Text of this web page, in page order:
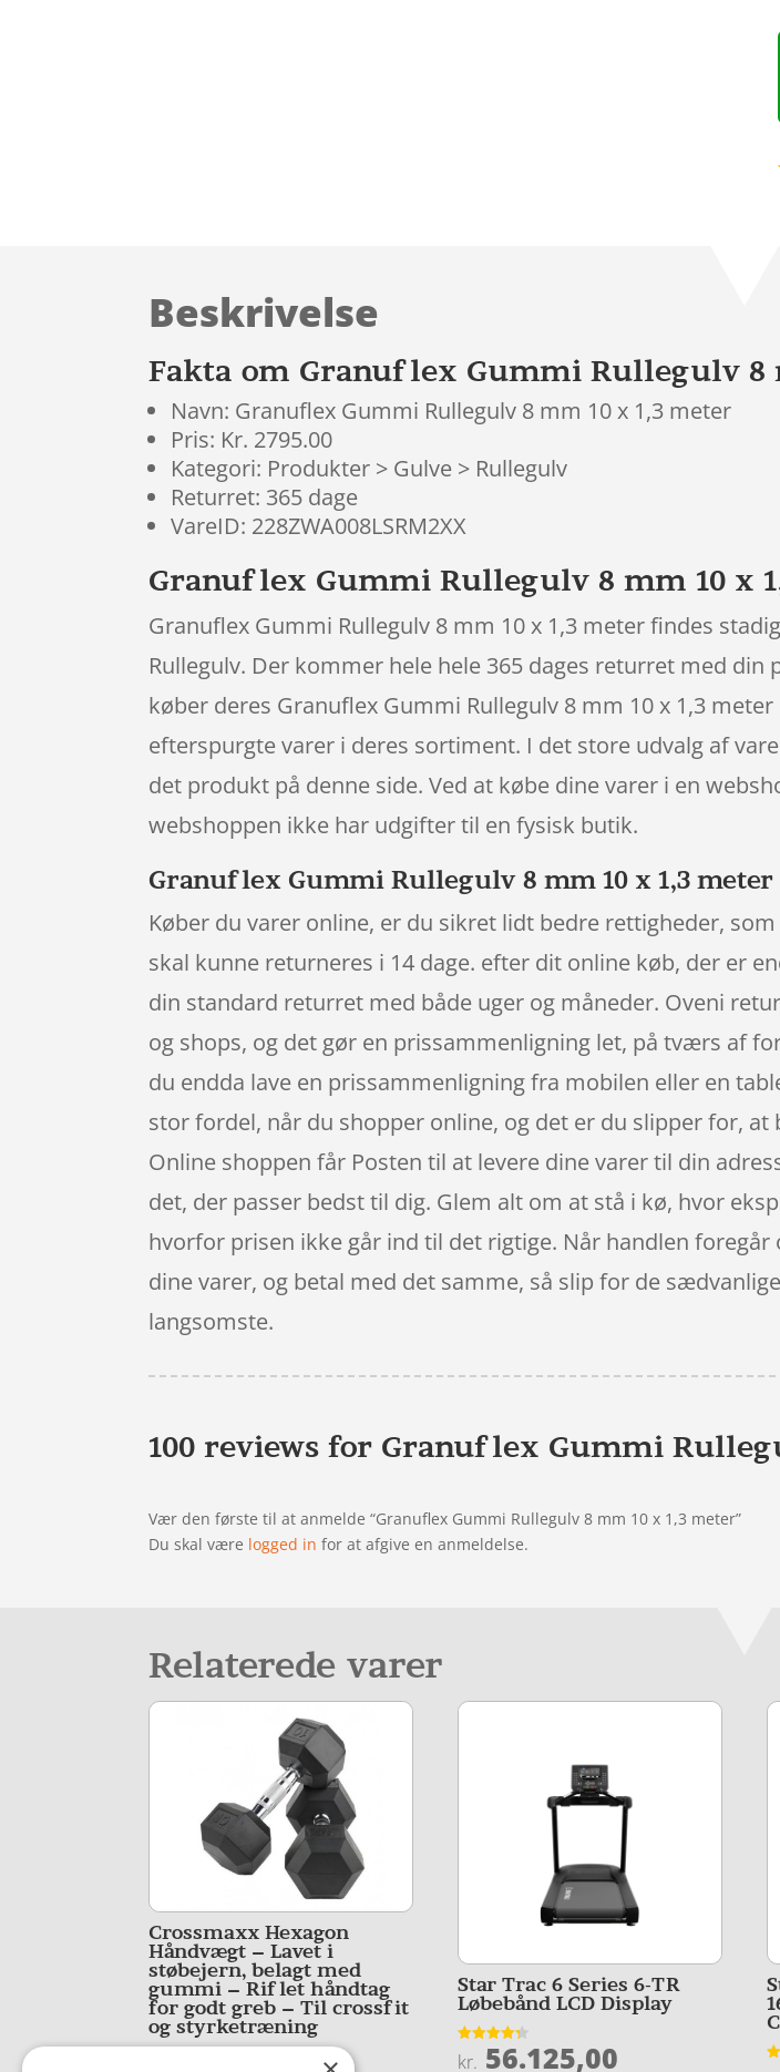
Beskrivelse
Fakta om Granuflex Gummi Rullegulv 8
Navn: Granuflex Gummi Rullegulv 8 mm 10 x 1,3 meter
Pris: Kr. 2795.00
Kategori: Produkter > Gulve > Rullegulv
Returret: 365 dage
VareID: 228ZWA008LSRM2XX
Granuflex Gummi Rullegulv 8 mm 10 x
Granuflex Gummi Rullegulv 8 mm 10 x 1,3 meter findes
Rullegulv. Der kommer hele hele 365 dages returret med
køber deres Granuflex Gummi Rullegulv 8 mm 10 x 1,3
efterspurgte varer i deres sortiment. I det store udvalg af
det produkt på denne side. Ved at købe dine varer i en
webshoppen ikke har udgifter til en fysisk butik.
Granuflex Gummi Rullegulv 8 mm 10 x 1,3
Køber du varer online, er du sikret lidt bedre rettigheder,
skal kunne returneres i 14 dage. efter dit online køb, der er
din standard returret med både uger og måneder. Oveni
og shops, og det gør en prissammenligning let, på tværs af
du endda lave en prissammenligning fra mobilen eller en
stor fordel, når du shopper online, og det er du slipper for,
Online shoppen får Posten til at levere dine varer til din
det, der passer bedst til dig. Glem alt om at stå i kø, hvor
hvorfor prisen ikke går ind til det rigtige. Når handlen
dine varer, og betal med det samme, så slip for de
langsomste.
100 reviews for Granuflex Gummi
Vær den første til at anmelde “Granuflex Gummi Rullegulv 8 mm 10 x 1,3 meter”
Du skal være logged in for at afgive en anmeldelse.
Relaterede varer
Crossmaxx Hexagon
Håndvægt – Lavet i
støbejern, belagt med
gummi – Riflet håndtag
for godt greb – Til crossfit
og styrketræning
Star Trac 6 Series 6-TR
Løbebånd LCD Display
Vurderet
4.3
kr. 56.125,00